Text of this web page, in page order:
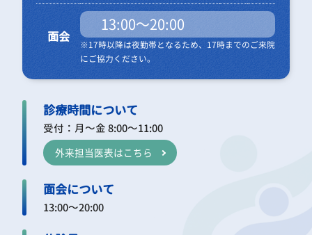
面会
13:00～20:00
※17時以降は夜勤帯となるため、17時までのご来院
にご協力ください。
診療時間について
受付：月～金 8:00～11:00
外来担当医表はこちら
面会について
13:00～20:00